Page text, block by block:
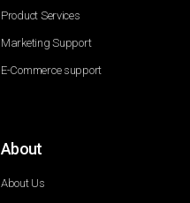
Product Services
Marketing Support
E-Commerce support
About
About Us